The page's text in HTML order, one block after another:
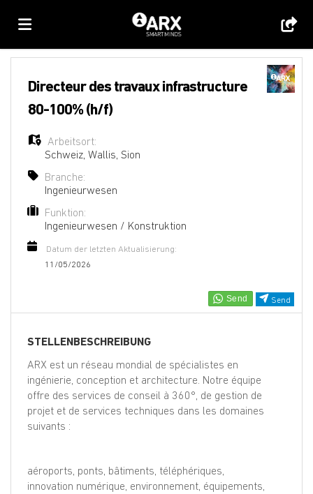
hochladen
Anmelden
Sprache
EN
FR
IT
Send
Directeur des travaux infrastructure
80-100% (h/f)
Arbeitsort:
Schweiz Wallis Sion
Branche:
Ingenieurwesen
Funktion:
Ingenieurwesen / Konstruktion
Datum der letzten Aktualisierung:
11/05/2026
STELLENBESCHREIBUNG
ARX est un réseau mondial de spécialistes en
ingénierie, conception et architecture. Notre équipe
offre des services de conseil à 360°, de gestion de
projet et de services techniques dans les domaines
suivants :
aéroports, ponts, bâtiments, téléphériques,
innovation numérique, environnement, équipements,